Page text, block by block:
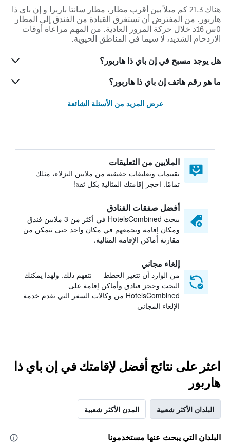
هناك 21.3 كم ميلاً بين أقرب مطار، مطار سانتا باربرا و إن باي ذا
هاربور. من المفترض أن تستغرق القيادة من الفندق إلى المطار
0س 16د خلال حركة المرور العادية. من المهم مراعاة أوقات
الازدحام الشديد، لا سيما في المناطق الحيوية.
هل يوجد مسبح في إن باي ذا هاربور؟
ما هو رقم هاتف إن باي ذا هاربور؟
عرض المزيد من الأسئلة الشائعة
الملايين من التعليقات
تقييمات وتعليقات حقيقية من ملايين النزلاء، مثلك
تمامًا. احجز إقامتك المثالية بكل ثقة!
أفضل صفقات الفنادق
يبحث HotelsCombined في أكثر من 3 ملايين فندق
ومكان إقامة ويجمعهم في مكان واحد حتى تتمكن من
مقارنة أماكن الإقامة المثالية.
إلغاء مجاني
من الوارد أن تتغير الخطط — نتفهم ذلك. ولهذا يمكنك
البحث وحجز فنادق وأماكن إقامة على
HotelsCombined من وكالات السفر التي تقدم خدمة
الإلغاء المجاني
اعثر على نتائج أفضل لإقامتك في إن باي ذا
هاربور
البلدان الأكثر شعبية المدن الأكثر شعبية
البلدان التي يبحث عنها مستخدمونا